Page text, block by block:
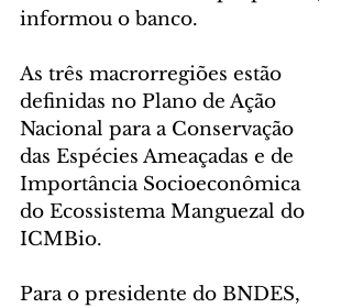
informou o banco.
As três macrorregiões estão
definidas no Plano de Ação
Nacional para a Conservação
das Espécies Ameaçadas e de
Importância Socioeconômica
do Ecossistema Manguezal do
ICMBio.
Para o presidente do BNDES,